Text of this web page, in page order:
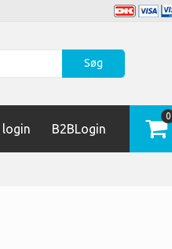
0
Søg
login B2BLogin